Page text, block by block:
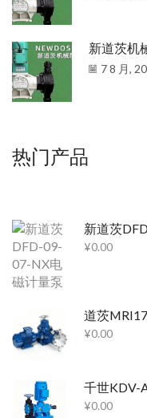
新道茨机
7 8 月,
热门产品
¥0.00
¥0.00
¥0.00